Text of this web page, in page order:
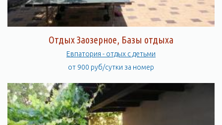
Отдых Заозерное, Базы отдыха
Евпатория - отдых с детьми
от 900 руб/сутки за номер